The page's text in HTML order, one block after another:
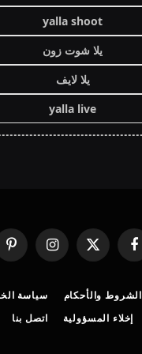
yalla shoot
يلا شوت زون
يلا لايف
yalla live
فيسبوك
X
(Twitter)
الانستغرام
الشروط والأحكام
سياسة
إخلاء المسؤولية
اتصل بنا